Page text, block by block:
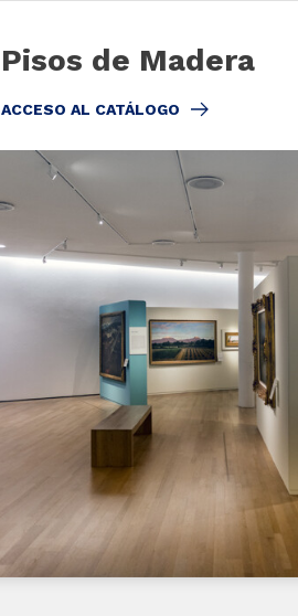
Pisos de Madera
ACCESO AL CATÁLOGO